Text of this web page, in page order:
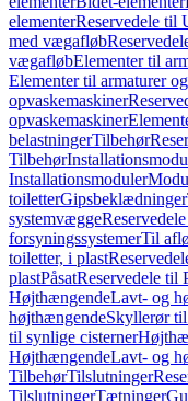
elementerReservedele til
med vægafløb
vægafløbElementer til
Elementer til armaturer
opvaskemaskiner
opvaskemaskiner
belastningerTilbehør
Tilbehør
Installationsmoduler
toiletterGipsbeklædninger
systemvægge
forsyningssystemerTil
toiletter, i plast
plastPåsatReservedele til
HøjthængendeLavt- og
højthængendeSkyllerør
til synlige cisterner
HøjthængendeLavt- og
TilbehørTilslutninger
TilslutningerTætninger